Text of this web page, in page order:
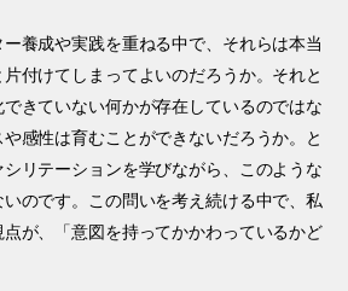
養成や実践を重ねる中で、それらは本当
付けてしまってよいのだろうか。それと
きていない何かが存在しているのではな
感性は育むことができないだろうか。と
リテーションを学びながら、このような
のです。この問いを考え続ける中で、私
が、「意図を持ってかかわっているかど